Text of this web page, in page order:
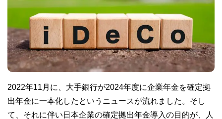
2022年11月に、大手銀行が2024年度に企業年金を確定拠
出年金に一本化したというニュースが流れました。そし
て、それに伴い日本企業の確定拠出年金導入の目的が、人